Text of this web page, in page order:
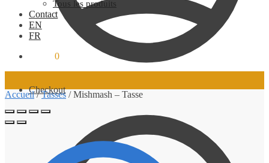
Checkout
Tous les produits
Contact
EN
FR
0
Accueil/Tasses /Mishmash – Tasse